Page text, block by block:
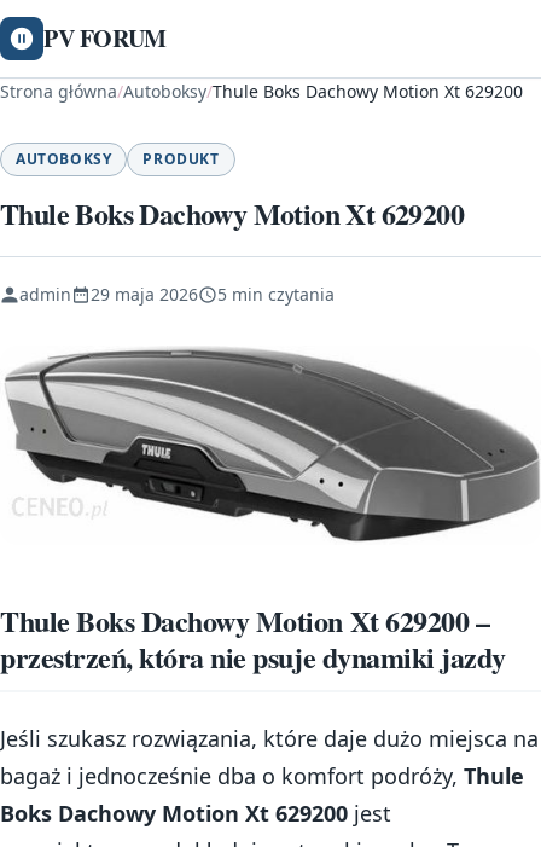
PV FORUM
Strona główna/Autoboksy/Thule Boks Dachowy Motion Xt 629200
AUTOBOKSY PRODUKT
Thule Boks Dachowy Motion Xt 629200
admin 29 maja 2026 5 min czytania
Thule Boks Dachowy Motion Xt 629200 –
przestrzeń, która nie psuje dynamiki jazdy
Jeśli szukasz rozwiązania, które daje dużo miejsca na
bagaż i jednocześnie dba o komfort podróży, Thule
Boks Dachowy Motion Xt 629200 jest